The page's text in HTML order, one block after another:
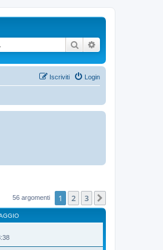
Cerca
Login
Iscriviti
56 argomenti 1 2 3